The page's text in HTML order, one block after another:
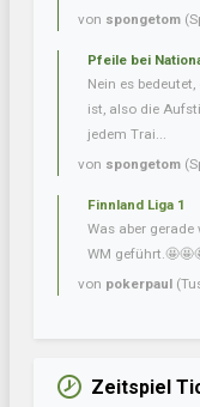
von spongetom
Pfeile bei
Nein es
ist, also die
jedem Trai...
von spongetom
Finnland Liga 1
Was aber
WM
von pokerpaul
Zeitspiel